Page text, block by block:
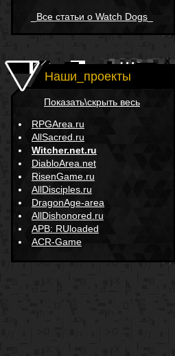
Все статьи о Watch Dogs
Наши_проекты
Показать\скрыть весь
RPGArea.ru
AllSacred.ru
Witcher.net.ru
DiabloArea.net
RisenGame.ru
AllDisciples.ru
DragonAge-area
AllDishonored.ru
APB: RUloaded
ACR-Game